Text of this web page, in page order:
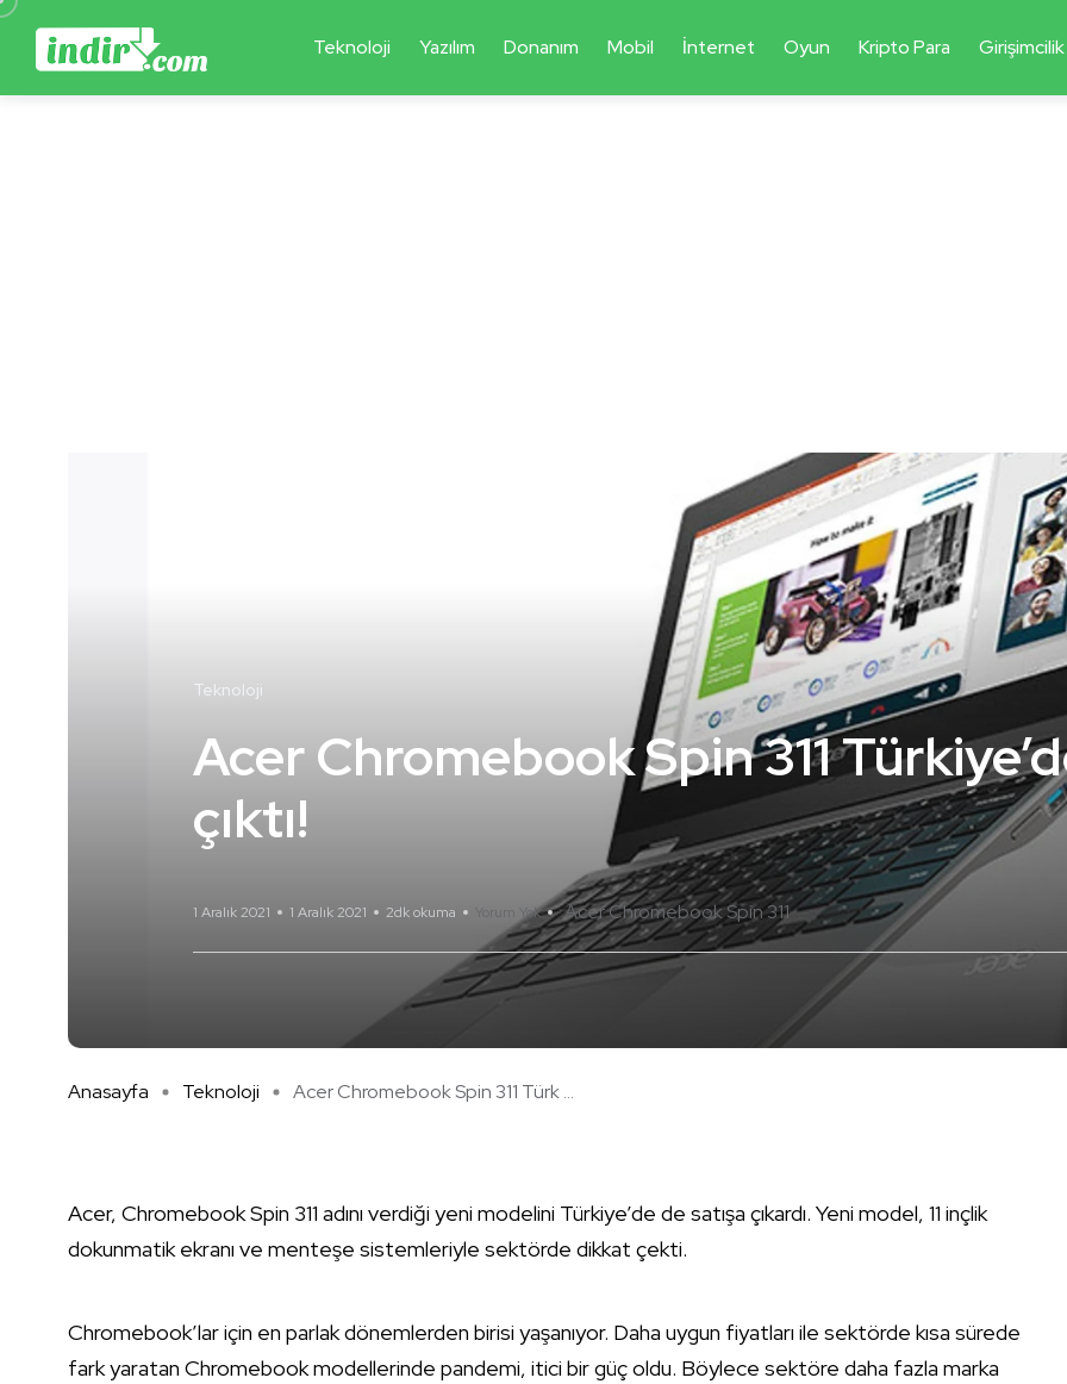
Teknoloji Yazılım Donanım Mobil İnternet Oyun Kripto Para Girişimcilik
Teknoloji
Acer Chromebook Spin 311
çıktı!
1 Aralık 2021 1 Aralık 2021 2dk okuma Yorum Yok Acer Chromebook Spin 311
Anasayfa Teknoloji Acer Chromebook Spin 311 Türk ...
Acer, Chromebook Spin 311 adını verdiği yeni modelini Türkiye’de de satışa çıkardı. Yeni model, 11 inçlik
dokunmatik ekranı ve menteşe sistemleriyle sektörde dikkat çekti.
Chromebook’lar için en parlak dönemlerden birisi yaşanıyor. Daha uygun fiyatları ile sektörde kısa sürede
fark yaratan Chromebook modellerinde pandemi, itici bir güç oldu. Böylece sektöre daha fazla marka